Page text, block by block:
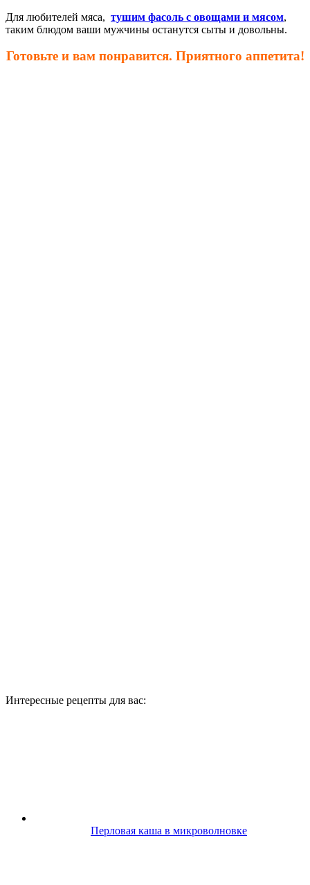
Для любителей мяса, тушим фасоль с овощами и мясом,
таким блюдом ваши мужчины останутся сыты и довольны.
Готовьте и вам понравится. Приятного аппетита!
Интересные рецепты для вас:
Перловая каша в микроволновке